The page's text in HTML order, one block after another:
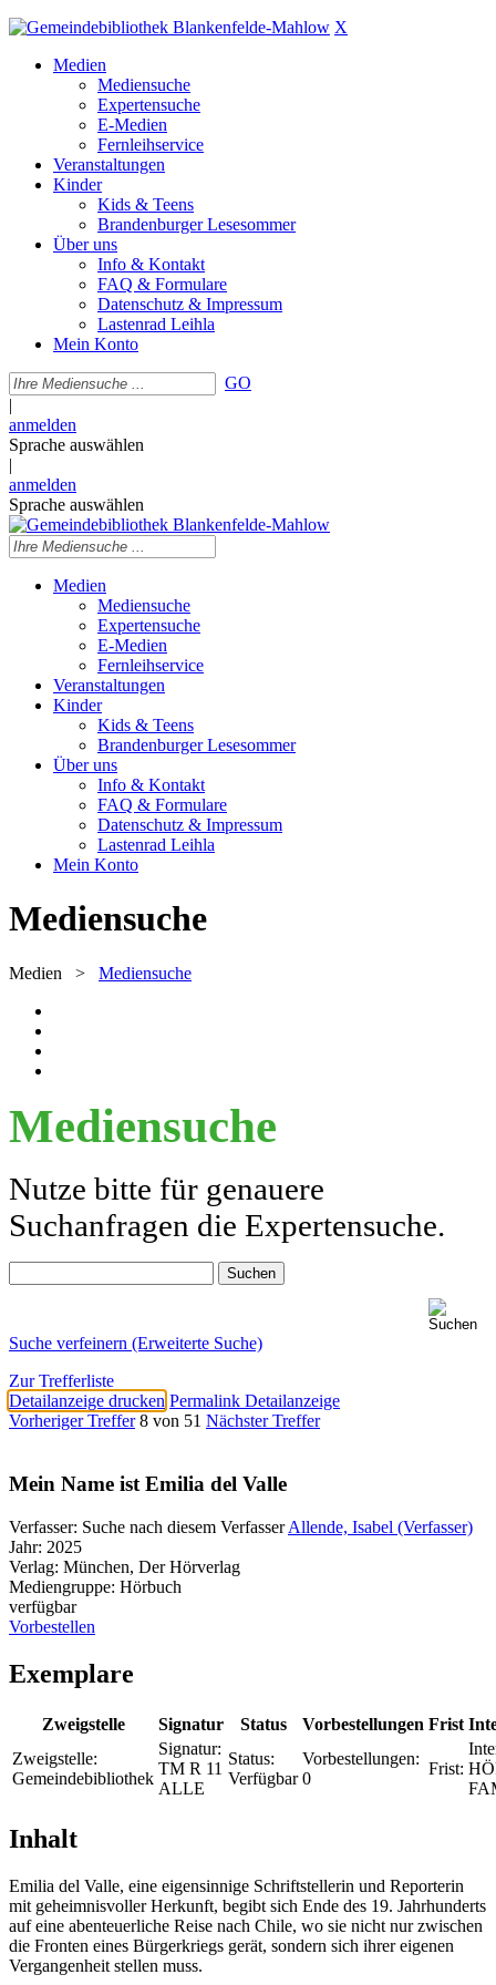
X
Medien
Mediensuche
Expertensuche
E-Medien
Fernleihservice
Veranstaltungen
Kinder
Kids & Teens
Brandenburger Lesesommer
Über uns
Info & Kontakt
FAQ & Formulare
Datenschutz & Impressum
Lastenrad Leihla
Mein Konto
GO
|
anmelden
Sprache auswählen
|
anmelden
Sprache auswählen
Medien
Mediensuche
Expertensuche
E-Medien
Fernleihservice
Veranstaltungen
Kinder
Kids & Teens
Brandenburger Lesesommer
Über uns
Info & Kontakt
FAQ & Formulare
Datenschutz & Impressum
Lastenrad Leihla
Mein Konto
Mediensuche
Medien > Mediensuche
Mediensuche
Nutze bitte für genauere
Suchanfragen die Expertensuche.
Suche verfeinern (Erweiterte Suche)
Zur Trefferliste
Detailanzeige drucken Permalink Detailanzeige
Vorheriger Treffer 8 von 51 Nächster Treffer
Mein Name ist Emilia del Valle
Verfasser: Suche nach diesem Verfasser Allende, Isabel (Verfasser)
Jahr: 2025
Verlag: München, Der Hörverlag
Mediengruppe: Hörbuch
verfügbar
Vorbestellen
Exemplare
Zweigstelle Signatur Status Vorbestellungen Frist
Zweigstelle:
Gemeindebibliothek
Signatur:
TM R 11
ALLE
Status:
Verfügbar
Vorbestellungen:
0
Frist:
Inhalt
Emilia del Valle, eine eigensinnige Schriftstellerin und Reporterin
mit geheimnisvoller Herkunft, begibt sich Ende des 19. Jahrhunderts
auf eine abenteuerliche Reise nach Chile, wo sie nicht nur zwischen
die Fronten eines Bürgerkriegs gerät, sondern sich ihrer eigenen
Vergangenheit stellen muss.